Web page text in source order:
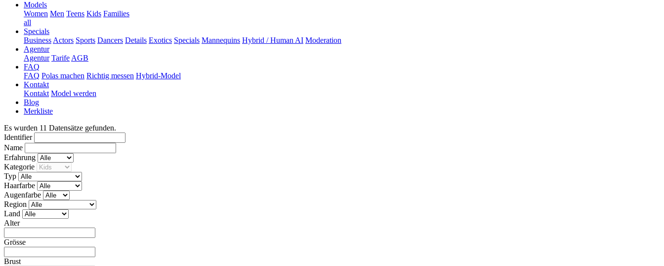
Models
Women Men Teens Kids Families
all
Specials
Business Actors Sports Dancers Details Exotics Specials Mannequins Hybrid / Human AI Moderation
Agentur
Agentur Tarife AGB
FAQ
FAQ Polas machen Richtig messen Hybrid-Model
Kontakt
Kontakt Model werden
Blog
Merkliste
Es wurden 11 Datensätze gefunden.
Identifier
Name
Erfahrung
Kategorie
Typ
Haarfarbe
Augenfarbe
Region
Land
Alter
Grösse
Brust